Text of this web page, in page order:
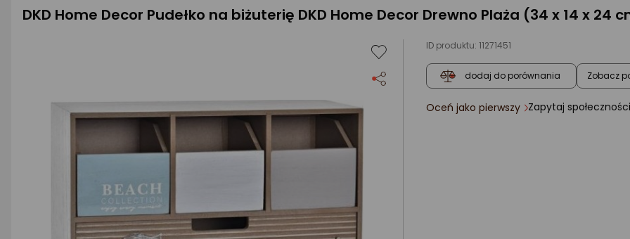
Telewizory i audio
Dom i ogród
Zabawki i dziecko
Uroda i zdrowie
DKD Home Decor Pudełko na biżuterię DKD Home Decor Drewno Plaża (34 x 14 x 24
ID produktu: 11271451
dodaj do porównania Zobacz
ocena
Oceń jako pierwszy Zapytaj społeczności